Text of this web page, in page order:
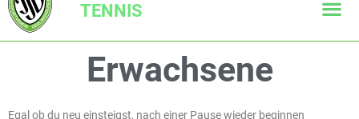
TENNIS
Erwachsene
Egal ob du neu einsteigst, nach einer Pause wieder beginnen